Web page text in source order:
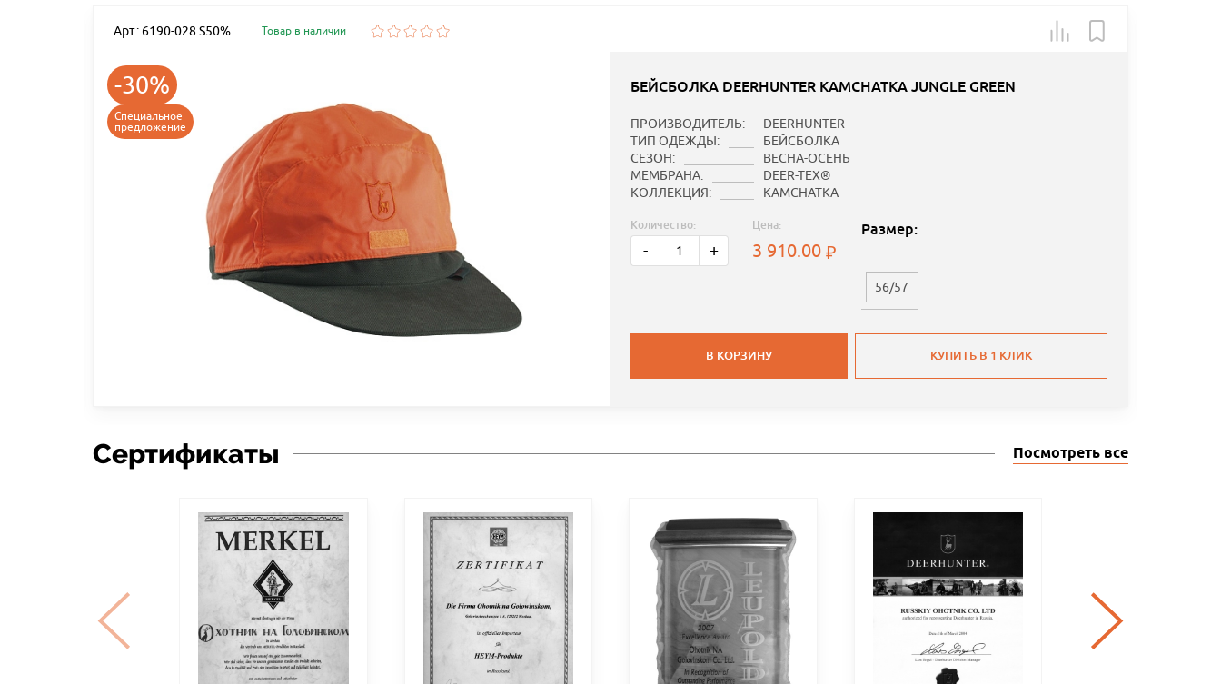
Арт.: 6190-028 S50% Товар в наличии
-30%
Специальное
предложение
БЕЙСБОЛКА DEERHUNTER KAMCHATKA JUNGLE GREEN
ПРОИЗВОДИТЕЛЬ:
DEERHUNTER
ТИП ОДЕЖДЫ:
БЕЙСБОЛКА
СЕЗОН:
ВЕСНА-ОСЕНЬ
МЕМБРАНА:
DEER-TEX®
КОЛЛЕКЦИЯ:
KAMCHATKA
Количество:
- +
Цена:
3 910.00
Размер:
56/57
В КОРЗИНУ КУПИТЬ В 1 КЛИК
Сертификаты Посмотреть все